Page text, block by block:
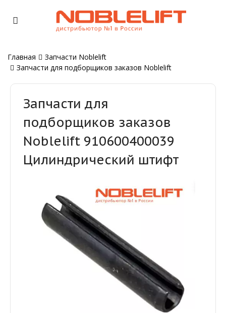
Главная
Запчасти Noblelift
Запчасти для подборщиков заказов Noblelift
Запчасти для
подборщиков заказов
Noblelift 910600400039
Цилиндрический штифт